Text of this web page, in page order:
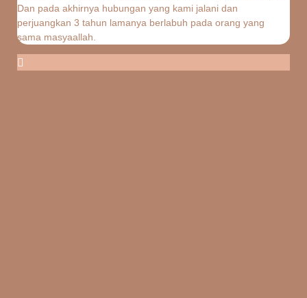
Dan pada akhirnya hubungan yang kami jalani dan
perjuangkan 3 tahun lamanya berlabuh pada orang yang
sama masyaallah.